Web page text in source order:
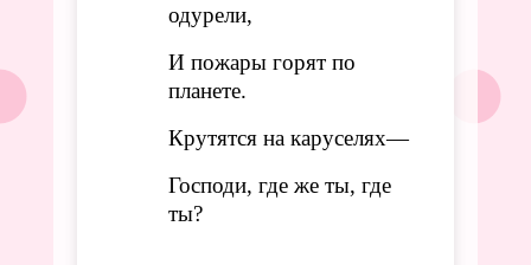
одурели,
И пожары горят по
планете.
Крутятся на каруселях—
Господи, где же ты, где
ты?